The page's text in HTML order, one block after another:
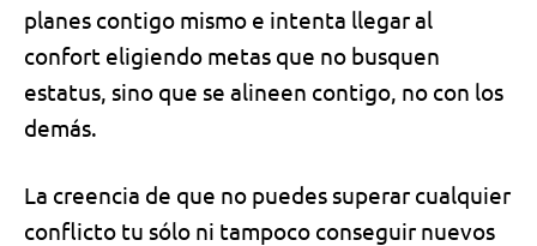
planes contigo mismo e intenta llegar al
confort eligiendo metas que no busquen
estatus, sino que se alineen contigo, no con los
demás.
La creencia de que no puedes superar cualquier
conflicto tu sólo ni tampoco conseguir nuevos